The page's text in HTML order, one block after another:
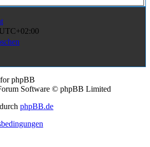
UTC+02:00
phpBB
Software © phpBB Limited
phpBB.de